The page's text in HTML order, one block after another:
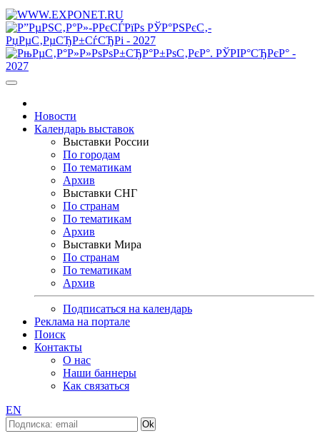
Новости
Календарь выставок
Выставки России
По городам
По тематикам
Архив
Выставки СНГ
По странам
По тематикам
Архив
Выставки Мира
По странам
По тематикам
Архив
Подписаться на календарь
Реклама на портале
Поиск
Контакты
О нас
Наши баннеры
Как связаться
EN